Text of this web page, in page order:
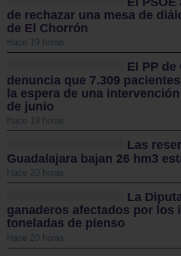
de rechazar una mesa de
de El Chorrón
Hace 19 horas
El PP de
denuncia que 7.309
la espera de una
de junio
Hace 19 horas
Las
Guadalajara bajan 26 hm3
Hace 20 horas
La
ganaderos afectados por los
toneladas de pienso
Hace 20 horas